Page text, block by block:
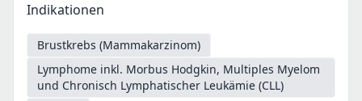
Indikationen
Brustkrebs (Mammakarzinom)
Lymphome inkl. Morbus Hodgkin, Multiples Myelom
und Chronisch Lymphatischer Leukämie (CLL)